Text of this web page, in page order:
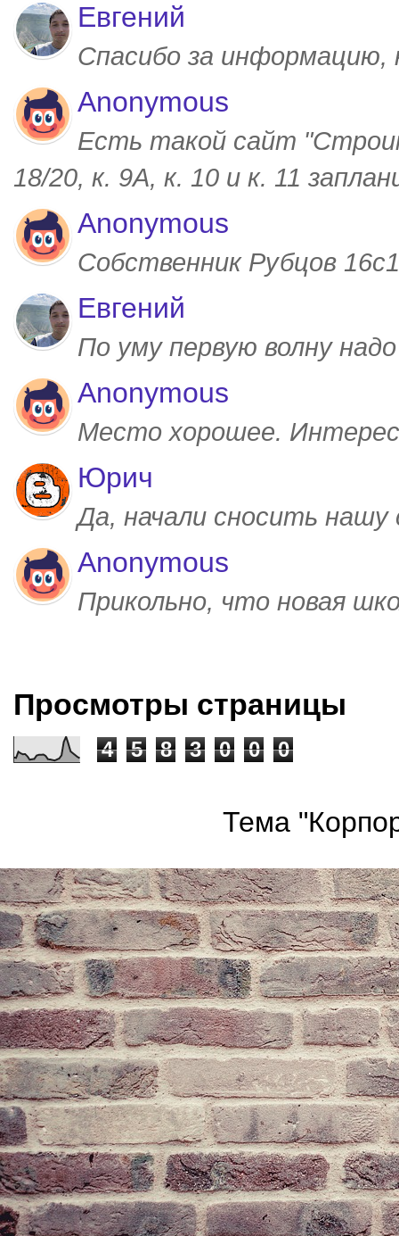
Евгений
Спасибо за
Anonymous
Есть такой сайт
18/20, к. 9А, к. 10 и к. 11
Anonymous
Собственник Рубцов
Евгений
По уму первую волну
Anonymous
Место хорошее.
Юрич
Да, начали сносить
Anonymous
Прикольно, что новая
Просмотры страницы
4 5 8 3 0 0 0
Тема